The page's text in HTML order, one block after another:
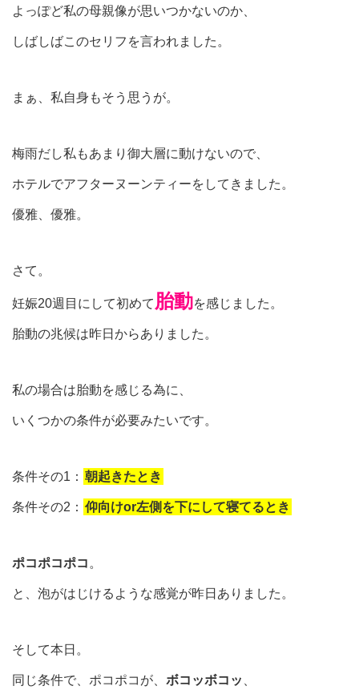
よっぽど私の母親像が思いつかないのか、
しばしばこのセリフを言われました。
まぁ、私自身もそう思うが。
梅雨だし私もあまり御大層に動けないので、
ホテルでアフターヌーンティーをしてきました。
優雅、優雅。
さて。
妊娠20週目にして初めて 胎動を感じました。
胎動の兆候は昨日からありました。
私の場合は胎動を感じる為に、
いくつかの条件が必要みたいです。
条件その1： 朝起きたとき
条件その2： 仰向けor左側を下にして寝てるとき
ポコポコポコ 。
と、泡がはじけるような感覚が昨日ありました。
そして本日。
同じ条件で、ポコポコが、 ボコッボコッ